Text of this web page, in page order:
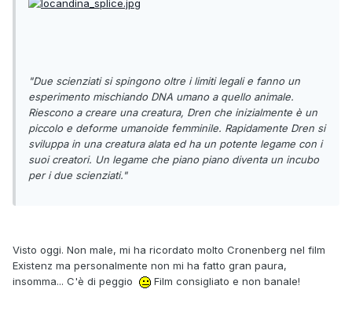
"Due scienziati si spingono oltre i limiti legali e fanno un
esperimento mischiando DNA umano a quello animale.
Riescono a creare una creatura, Dren che inizialmente è un
piccolo e deforme umanoide femminile. Rapidamente Dren si
sviluppa in una creatura alata ed ha un potente legame con i
suoi creatori. Un legame che piano piano diventa un incubo
per i due scienziati."
Visto oggi. Non male, mi ha ricordato molto Cronenberg nel film
Existenz ma personalmente non mi ha fatto gran paura,
insomma... C'è di peggio
Film consigliato e non banale!